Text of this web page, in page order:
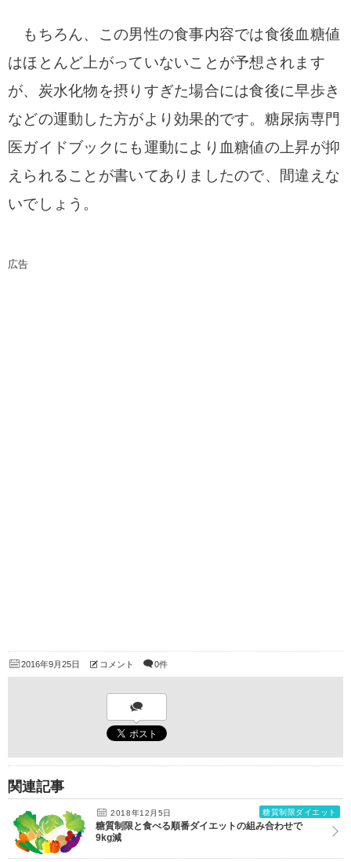
もちろん、この男性の食事内容では食後血糖値
はほとんど上がっていないことが予想されます
が、炭水化物を摂りすぎた場合には食後に早歩き
などの運動した方がより効果的です。 糖尿病専門
医ガイドブックにも運動により血糖値の上昇が抑
えられることが書いてありましたので、間違えな
いでしょう。
広告
2016年9月25日 コメント 0件
関連記事
2018年12月5日 糖質制限ダイエット
糖質制限と食べる順番ダイエットの組み合わせで
9kg減